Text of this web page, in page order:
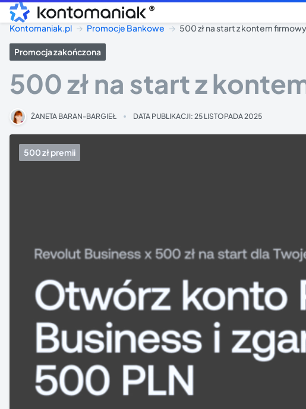
®
Kontomaniak.pl Promocje Bankowe 500 zł na start z kontem
Promocja zakończona
500 zł na start z
ŻANETA BARAN-BARGIEŁ DATA PUBLIKACJI: 25 LISTOPADA 2025
500 zł premii